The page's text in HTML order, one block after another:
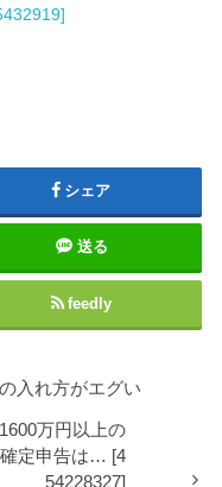
シェア
送る
feedly
入れ方がエグい
万円以上の
定申告は… [4
54228327]